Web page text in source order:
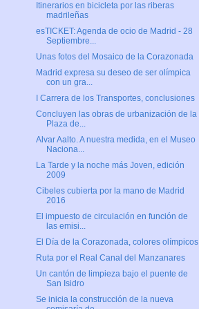
Itinerarios en bicicleta por las riberas
madrileñas
esTICKET: Agenda de ocio de Madrid - 28
Septiembre...
Unas fotos del Mosaico de la Corazonada
Madrid expresa su deseo de ser olímpica
con un gra...
I Carrera de los Transportes, conclusiones
Concluyen las obras de urbanización de la
Plaza de...
Alvar Aalto. A nuestra medida, en el Museo
Naciona...
La Tarde y la noche más Joven, edición
2009
Cibeles cubierta por la mano de Madrid
2016
El impuesto de circulación en función de
las emisi...
El Día de la Corazonada, colores olímpicos
Ruta por el Real Canal del Manzanares
Un cantón de limpieza bajo el puente de
San Isidro
Se inicia la construcción de la nueva